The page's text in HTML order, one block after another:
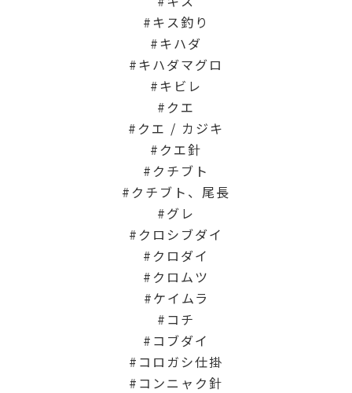
キス釣り
キハダ
キハダマグロ
キビレ
クエ
クエ / カジキ
クエ針
クチブト
クチブト、尾長
グレ
クロシブダイ
クロダイ
クロムツ
ケイムラ
コチ
コブダイ
コロガシ仕掛
コンニャク針